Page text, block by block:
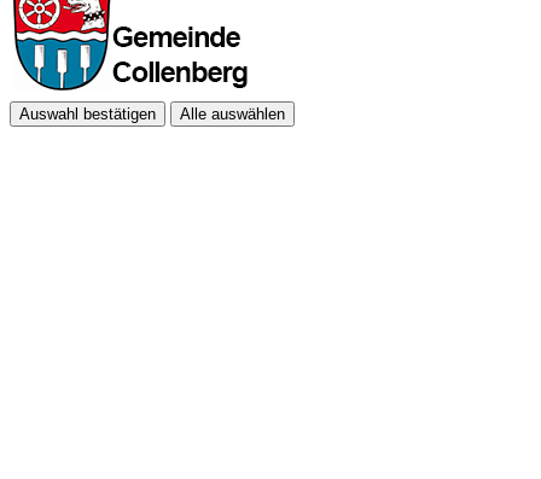
Auswahl bestätigen Alle auswählen